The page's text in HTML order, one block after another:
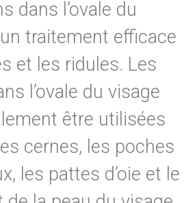
dans l’ovale du
traitement efficace
et les ridules. Les
l’ovale du visage
être utilisées
cernes, les poches
les pattes d’oie et le